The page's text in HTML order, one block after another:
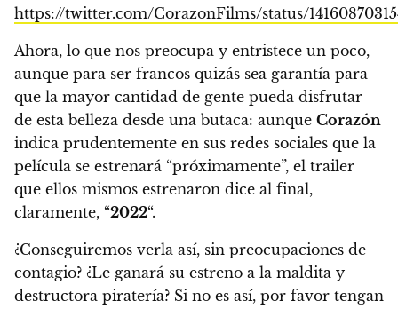
https://twitter.com/CorazonFilms/status/
Ahora, lo que nos preocupa y entristece un poco,
aunque para ser francos quizás sea garantía para
que la mayor cantidad de gente pueda disfrutar
de esta belleza desde una butaca: aunque Corazón
indica prudentemente en sus redes sociales que la
película se estrenará “próximamente”, el trailer
que ellos mismos estrenaron dice al final,
claramente, “2022“.
¿Conseguiremos verla así, sin preocupaciones de
contagio? ¿Le ganará su estreno a la maldita y
destructora piratería? Si no es así, por favor tengan